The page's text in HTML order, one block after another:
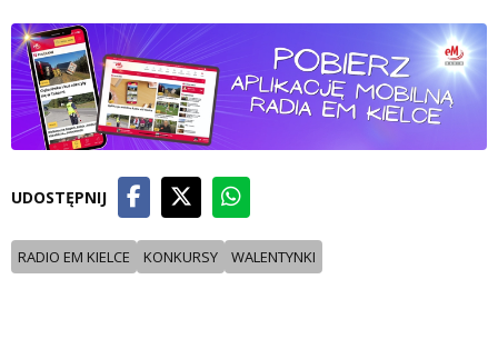
UDOSTĘPNIJ
RADIO EM KIELCE KONKURSY WALENTYNKI